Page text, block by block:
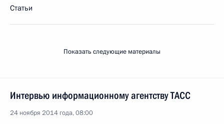
Статьи
Показать следующие материалы
Интервью информационному агентству ТАСС
24 ноября 2014 года, 08:00